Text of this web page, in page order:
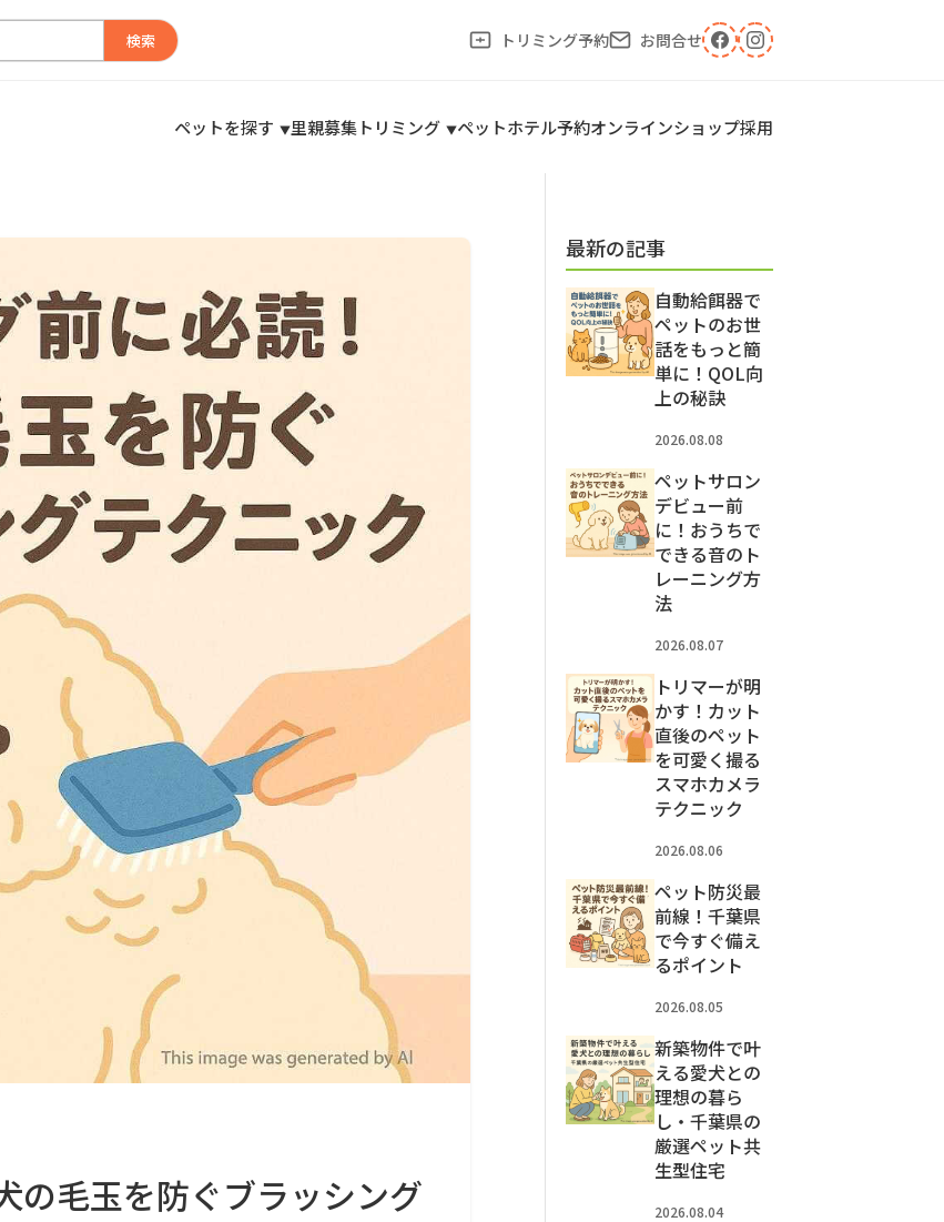
検索 トリミング予約 お問合せ
ペットを探す 里親募集トリミング ペットホテル予約オンラインショップ採用
の毛玉を防ぐブラッシング
最新の記事
自動給餌器で
ペットのお世
話をもっと簡
単に！QOL向
上の秘訣
2026.08.08
ペットサロン
デビュー前
に！おうちで
できる音のト
レーニング方
法
2026.08.07
トリマーが明
かす！カット
直後のペット
を可愛く撮る
スマホカメラ
テクニック
2026.08.06
ペット防災最
前線！千葉県
で今すぐ備え
るポイント
2026.08.05
新築物件で叶
える愛犬との
理想の暮ら
し・千葉県の
厳選ペット共
生型住宅
2026.08.04